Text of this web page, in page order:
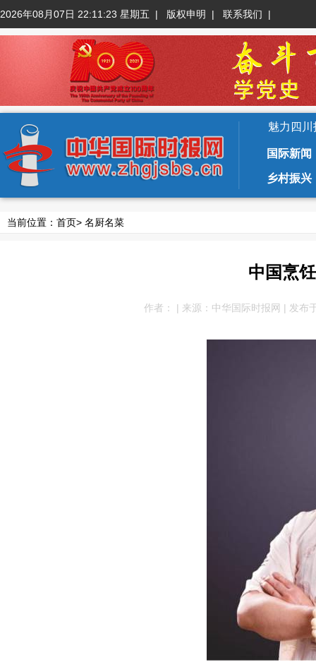
2026年08月07日 22:11:25 星期五 | 版权申明 | 联系我们 |
魅力四川
国际新闻
乡村振兴
当前位置： 首页> 名厨名菜
中国烹
作者： | 来源：中华国际时报网 | 发